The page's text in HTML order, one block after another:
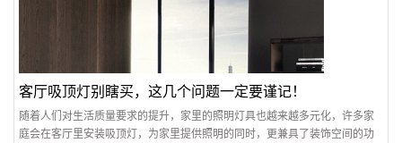
客厅吸顶灯别瞎买，这几个问题一定要谨记！
随着人们对生活质量要求的提升，家里的照明灯具也越来越多元化，许多家
庭会在客厅里安装吸顶灯，为家里提供照明的同时，更兼具了装饰空间的功